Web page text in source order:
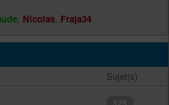
, Nicolas, Fraja34
Sujet(s)